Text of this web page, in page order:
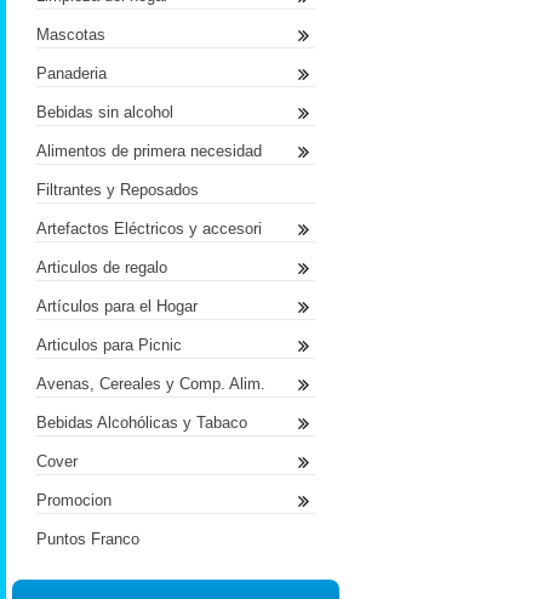
Mascotas
Panaderia
Bebidas sin alcohol
Alimentos de primera necesidad
Filtrantes y Reposados
Artefactos Eléctricos y accesori
Articulos de regalo
Artículos para el Hogar
Articulos para Picnic
Avenas, Cereales y Comp. Alim.
Bebidas Alcohólicas y Tabaco
Cover
Promocion
Puntos Franco